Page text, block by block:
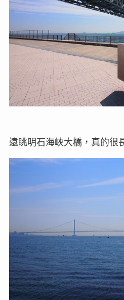
遠眺明石海峽大橋，真的很